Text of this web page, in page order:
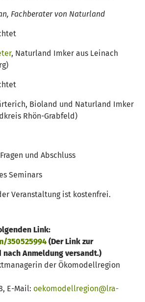
von Naturland
, Naturland Imker aus Leinach
Bioland und Naturland Imker
Rhön-Grabfeld)
und Abschluss
Seminars
Veranstaltung ist kostenfrei.
Link:
350525994 (Der Link zur
Anmeldung versandt.)
der Ökomodellregion
E-Mail: oekomodellregion@lra-